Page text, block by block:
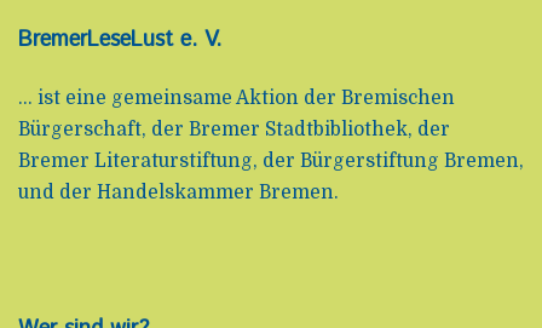
BremerLeseLust e. V.
... ist eine gemeinsame Aktion der Bremischen
Bürgerschaft, der Bremer Stadtbibliothek, der
Bremer Literaturstiftung, der Bürgerstiftung Bremen,
und der Handelskammer Bremen.